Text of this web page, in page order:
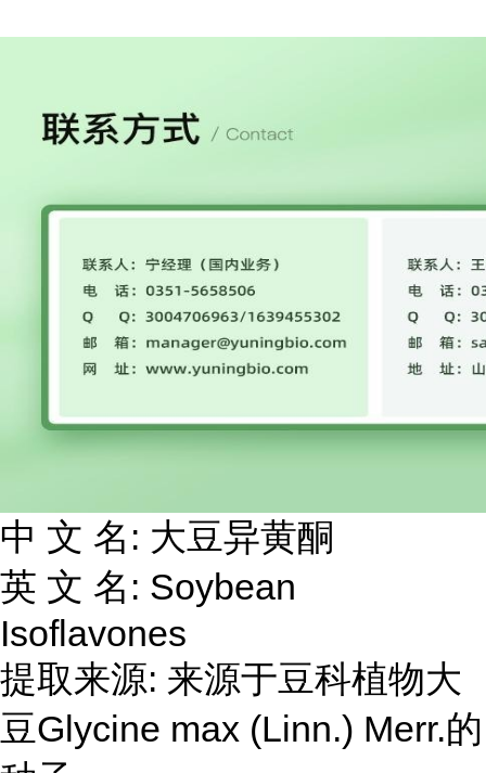
中 文 名: 大豆异黄酮
英 文 名: Soybean
Isoflavones
提取来源: 来源于豆科植物大
豆Glycine max (Linn.) Merr.的